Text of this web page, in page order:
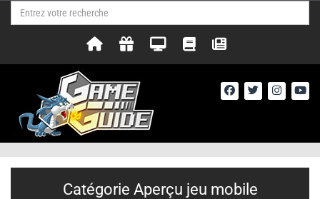
Catégorie Aperçu jeu mobile